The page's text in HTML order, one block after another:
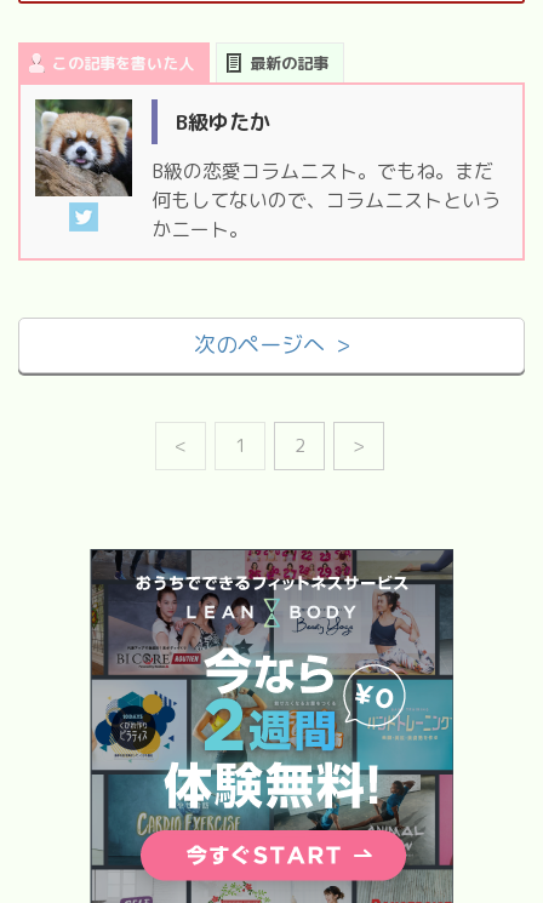
この記事を書いた人 最新の記事
B級ゆたか
B級の恋愛コラムニスト。でもね。まだ
何もしてないので、コラムニストという
かニート。
次のページへ >
< 1 2 >